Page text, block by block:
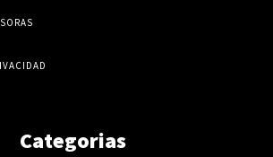
Categorias